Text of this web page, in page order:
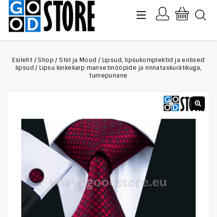
Esileht / Shop / Stiil ja Mood / Lipsud, lipsukomplektid ja erilised
lipsud /Lipsu kinkekarp mansetinööpide ja rinnataskurätikuga,
tumepunane